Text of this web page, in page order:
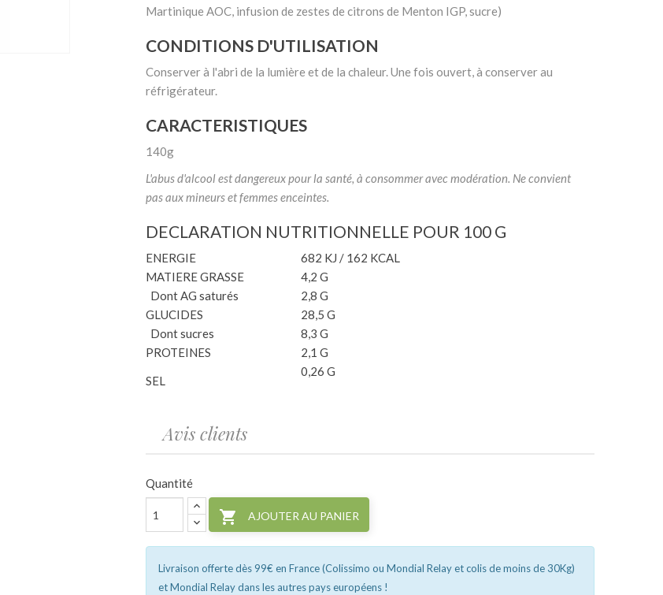
Martinique AOC, infusion de zestes de citrons de Menton IGP, sucre)
CONDITIONS D'UTILISATION
Conserver à l'abri de la lumière et de la chaleur. Une fois ouvert, à conserver au
réfrigérateur.
CARACTERISTIQUES
140g
L'abus d'alcool est dangereux pour la santé, à consommer avec modération. Ne convient
pas aux mineurs et femmes enceintes.
DECLARATION NUTRITIONNELLE POUR 100 G
ENERGIE
682 KJ / 162 KCAL
MATIERE GRASSE
4,2 G
Dont AG saturés
2,8 G
GLUCIDES
28,5 G
Dont sucres
8,3 G
PROTEINES
2,1 G
SEL
0,26 G
Avis clients
Quantité
 AJOUTER AU PANIER
Livraison offerte dès 99€ en France (Colissimo ou Mondial Relay et colis de moins de 30Kg)
et Mondial Relay dans les autres pays européens !